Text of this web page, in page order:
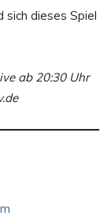
sich dieses Spiel
ab 20:30 Uhr